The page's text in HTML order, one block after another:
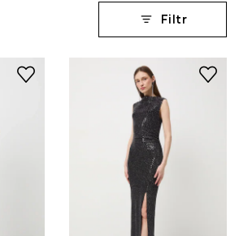
Filtr